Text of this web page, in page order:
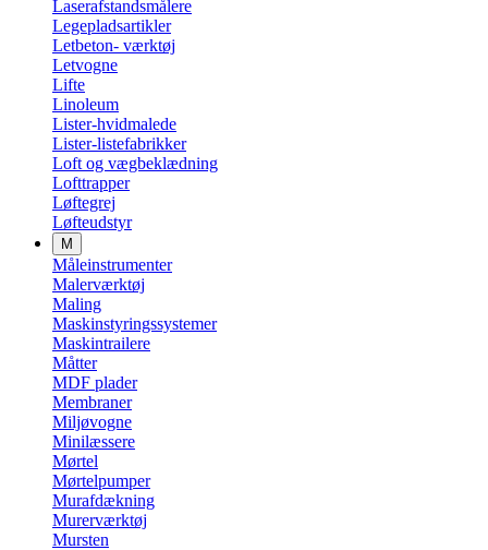
Laserafstandsmålere
Legepladsartikler
Letbeton- værktøj
Letvogne
Lifte
Linoleum
Lister-hvidmalede
Lister-listefabrikker
Loft og vægbeklædning
Lofttrapper
Løftegrej
Løfteudstyr
M
Måleinstrumenter
Malerværktøj
Maling
Maskinstyringssystemer
Maskintrailere
Måtter
MDF plader
Membraner
Miljøvogne
Minilæssere
Mørtel
Mørtelpumper
Murafdækning
Murerværktøj
Mursten